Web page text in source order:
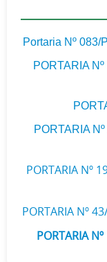
Portaria Nº
PORTARIA
PORTARIA
PORTARIA Nº
PORTARIA Nº
PORTARIA